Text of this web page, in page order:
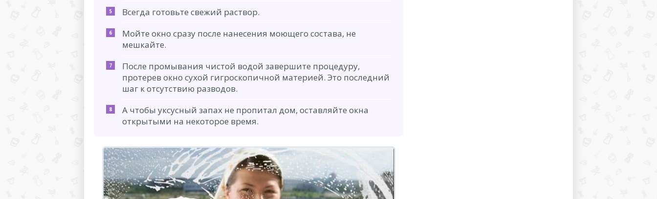
Всегда готовьте свежий раствор.
Мойте окно сразу после нанесения моющего состава, не
мешкайте.
После промывания чистой водой завершите процедуру,
протерев окно сухой гигроскопичной материей. Это последний
шаг к отсутствию разводов.
А чтобы уксусный запах не пропитал дом, оставляйте окна
открытыми на некоторое время.